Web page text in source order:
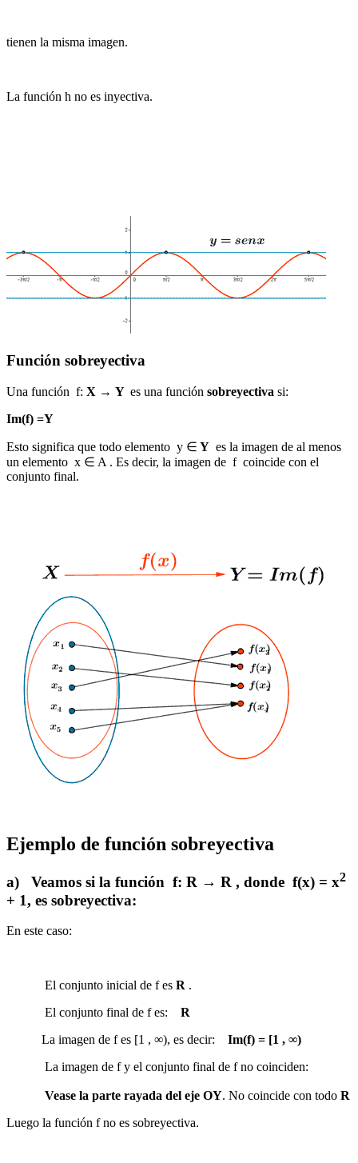
tienen la misma imagen.
La función h no es inyectiva.
Función sobreyectiva
Una función f: X → Y es una función sobreyectiva si:
Im(f) =Y
Esto significa que todo elemento y ∈ Y es la imagen de al menos
un elemento x ∈ A . Es decir, la imagen de f coincide con el
conjunto final.
Ejemplo de función sobreyectiva
a) Veamos si la función f: R → R , donde f(x) = x2
+ 1, es sobreyectiva:
En este caso:
El conjunto inicial de f es R .
El conjunto final de f es: R
La imagen de f es [1 , ∞), es decir:
Im(f) = [1 , ∞)
La imagen de f y el conjunto final de f no coinciden:
Vease la parte rayada del eje OY. No coincide con todo R
Luego la función f no es sobreyectiva.